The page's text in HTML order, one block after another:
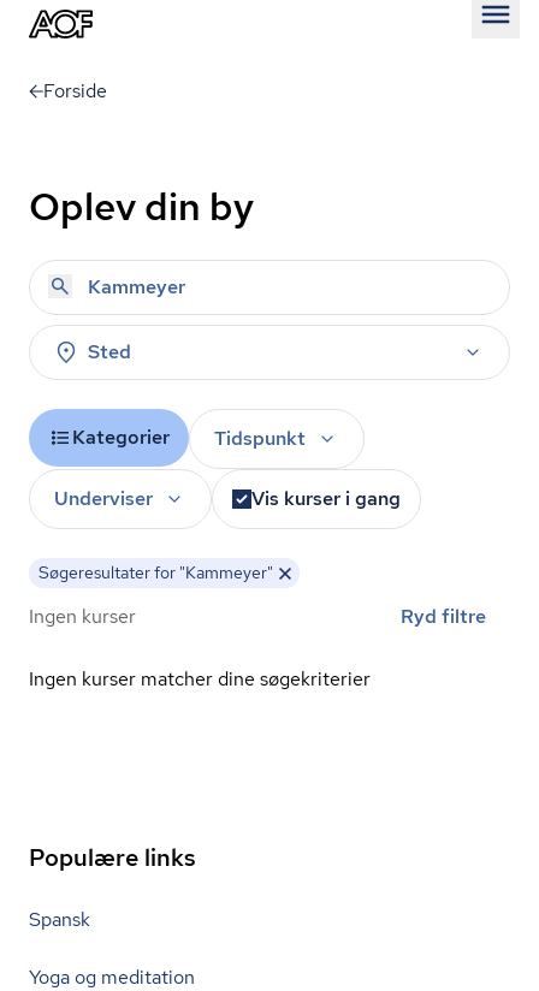
Forside
Oplev din by
Sted
Kategorier Tidspunkt
Underviser Vis kurser i gang
Søgeresultater for "Kammeyer"
Ingen kurser Ryd filtre
Ingen kurser matcher dine søgekriterier
Populære links
Spansk
Yoga og meditation